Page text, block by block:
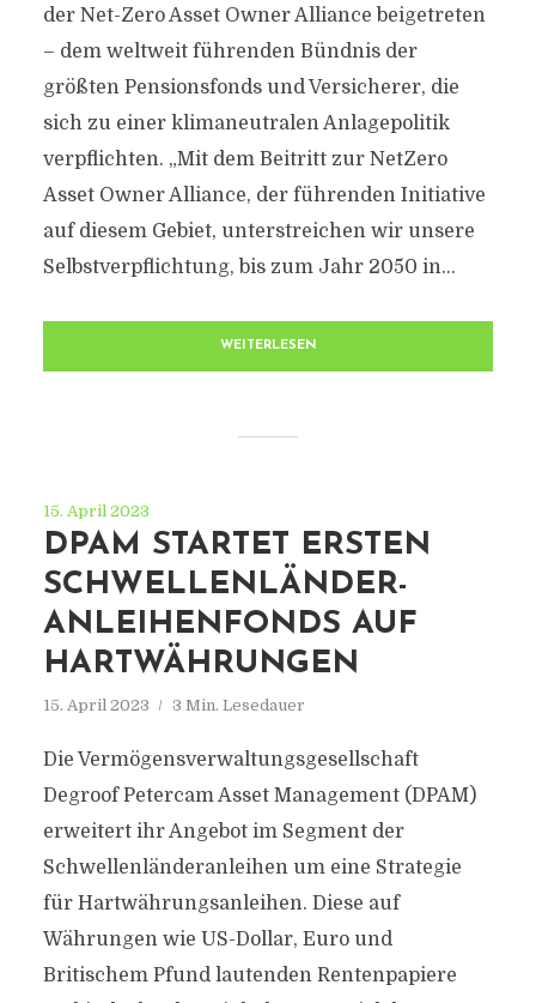
der Net-Zero Asset Owner Alliance beigetreten
– dem weltweit führenden Bündnis der
größten Pensionsfonds und Versicherer, die
sich zu einer klimaneutralen Anlagepolitik
verpflichten. „Mit dem Beitritt zur NetZero
Asset Owner Alliance, der führenden Initiative
auf diesem Gebiet, unterstreichen wir unsere
Selbstverpflichtung, bis zum Jahr 2050 in...
WEITERLESEN
15. April 2023
DPAM STARTET ERSTEN
SCHWELLENLÄNDER-
ANLEIHENFONDS AUF
HARTWÄHRUNGEN
15. April 2023 3 Min. Lesedauer
Die Vermögensverwaltungsgesellschaft
Degroof Petercam Asset Management (DPAM)
erweitert ihr Angebot im Segment der
Schwellenländeranleihen um eine Strategie
für Hartwährungsanleihen. Diese auf
Währungen wie US-Dollar, Euro und
Britischem Pfund lautenden Rentenpapiere